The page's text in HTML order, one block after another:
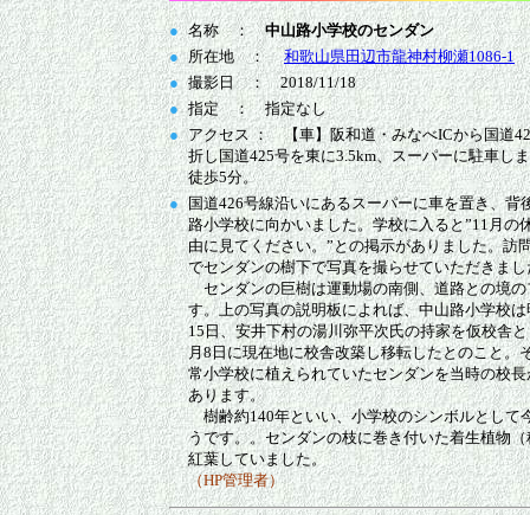
● 名称 ：中山路小学校のセンダン
● 所在地 ：和歌山県田辺市龍神村柳瀬1086-1
● 撮影日 ： 2018/11/18
● 指定 ： 指定なし
● アクセス ： 【車】阪和道・みなべICから国道
折し国道425号を東に3.5km、スーパーに駐車し
徒歩5分。
● 国道426号線沿いにあるスーパーに車を置き、背
路小学校に向かいました。学校に入ると”11月の
由に見てください。”との掲示がありました。訪
でセンダンの樹下で写真を撮らせていただきまし
センダンの巨樹は運動場の南側、道路との境の
す。上の写真の説明板によれば、中山路小学校
15日、安井下村の湯川弥平次氏の持家を仮校舎
月8日に現在地に校舎改築し移転したとのこと。
常小学校に植えられていたセンダンを当時の校
あります。
樹齢約140年といい、小学校のシンボルとして
うです。。センダンの枝に巻き付いた着生植物
紅葉していました。
（HP管理者）